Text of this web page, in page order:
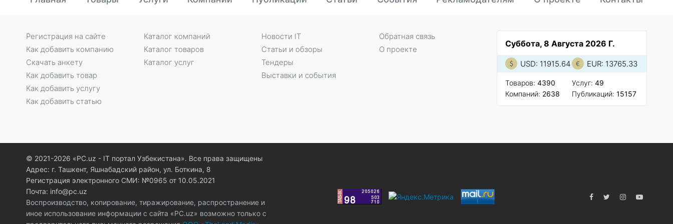
Суббота, 8 Августа 2026 Г.
USD: 11915.64 EUR: 13765.33
Товаров: 4390
Компаний: 2638
Услуг: 49
Публикаций: 15157
Регистрация на сайте
Как добавить компанию
Скачать анкету
Как добавить товар
Как добавить услугу
Как добавить статью
Каталог компаний
Каталог товаров
Каталог услуг
Новости IT
Статьи и обзоры
Тендеры
Выставки и события
Обратная связь
О проекте
© 2021-2026 «PC.uz - IT портал Узбекистана». Все права защищены
Адрес: г. Ташкент, Яшнабадский район, ул. Боткина, 8
Регистрация электронного СМИ: №0965 от 10.05.2021
Почта: info@pc.uz
Воспроизводство, копирование, тиражирование, распространение и
иное использование информации с сайта «PC.uz» возможно только с